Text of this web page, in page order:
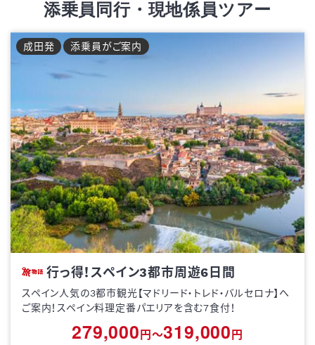
添乗員同行・現地係員ツアー
行っ得！スペイン3都市周遊6日間
スペイン人気の3都市観光【マドリード・トレド・バルセロナ】へ
ご案内！スペイン料理定番パエリアを含む7食付！
成田発 添乗員がご案内
279,000 円～319,000 円